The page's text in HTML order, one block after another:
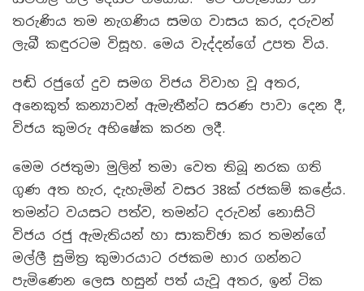
තරුණිය තම නැගණිය සමග වාසය කර, දරුවන්
ලැබී කඳුරටම විසූහ. මෙය වැද්දන්ගේ උපත විය.
පඬි රජුගේ දුව සමග විජය විවාහ වූ අතර,
අනෙකුත් කන්‍යාවන් ඇමැතීන්ට සරණ පාවා දෙන දී,
විජය කුමරු අභිෂේක කරන ලදී.
මෙම රජතුමා මුලින් තමා වෙත තිබූ නරක ගති
ගුණ අත හැර, දැහැමින් වසර 38ක් රජකම් කළේය.
තමන්ට වයසට පත්ව, තමන්ට දරුවන් නොසිටි
විජය රජු ඇමැතියන් හා සාකච්ඡා කර තමන්ගේ
මල්ලී සුමිත්‍ර කුමාරයාට රජකම භාර ගන්නට
පැමිණෙන ලෙස හසුන් පත් යැවූ අතර, ඉන් ටික